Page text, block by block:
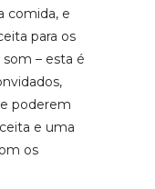
comida, e
para os
– esta é
poderem
e uma
os